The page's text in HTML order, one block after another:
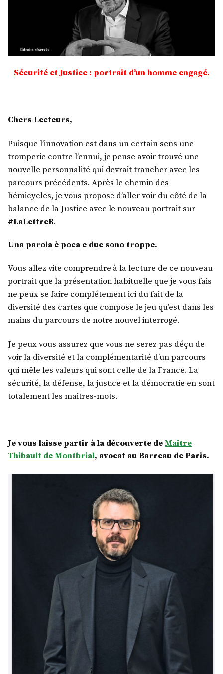
Sécurité et Justice : portrait d’un homme engagé.
Chers Lecteurs,
Puisque l’innovation est dans un certain sens une
tromperie contre l’ennui, je pense avoir trouvé une
nouvelle personnalité qui devrait trancher avec les
parcours précédents. Après le chemin des
hémicycles, je vous propose d’aller voir du côté de la
balance de la Justice avec le nouveau portrait sur
#LaLettreR.
Una parola è poca e due sono troppe.
Vous allez vite comprendre à la lecture de ce nouveau
portrait que la présentation habituelle que je vous fais
ne peux se faire complétement ici du fait de la
diversité des cartes que compose le jeu qu’est dans les
mains du parcours de notre nouvel interrogé.
Je peux vous assurez que vous ne serez pas déçu de
voir la diversité et la complémentarité d’un parcours
qui mêle les valeurs qui sont celle de la France. La
sécurité, la défense, la justice et la démocratie en sont
totalement les maitres-mots.
Je vous laisse partir à la découverte deMaître
Thibault de Montbrial, avocat au Barreau de Paris.